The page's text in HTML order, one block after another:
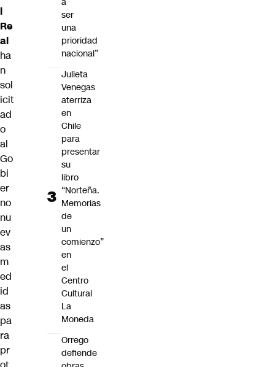
l
Re
al
ha
n
sol
icit
ad
o
al
Go
bi
er
no
nu
ev
as
m
ed
id
as
pa
ra
pr
ser
una
prioridad
nacional”
Julieta
Venegas
aterriza
en
Chile
para
presentar
su
libro
“Norteña.
Memorias
de
un
comienzo”
en
el
Centro
Cultural
La
Moneda
Orrego
defiende